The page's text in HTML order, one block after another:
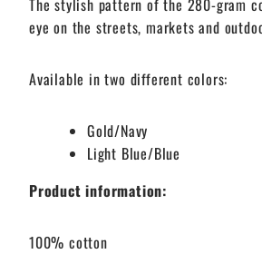
eye on the streets, markets and
Available in two different colors:
Gold/Navy
Light Blue/Blue
Product information:
100% cotton